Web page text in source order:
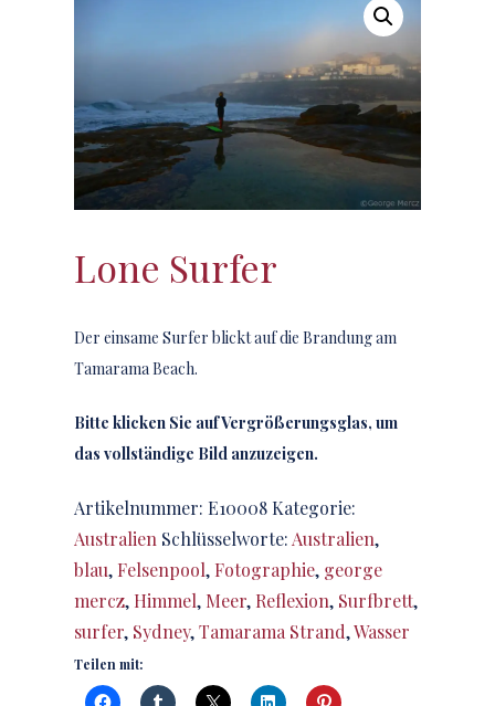
Lone Surfer
Der einsame Surfer blickt auf die Brandung am
Tamarama Beach.
Bitte klicken Sie auf Vergrößerungsglas, um
das vollständige Bild anzuzeigen.
Artikelnummer: E10008 Kategorie:
Australien Schlüsselworte: Australien,
blau,Felsenpool,Fotographie, george
mercz, Himmel, Meer, Reflexion, Surfbrett,
surfer, Sydney,Tamarama Strand,Wasser
Teilen mit: